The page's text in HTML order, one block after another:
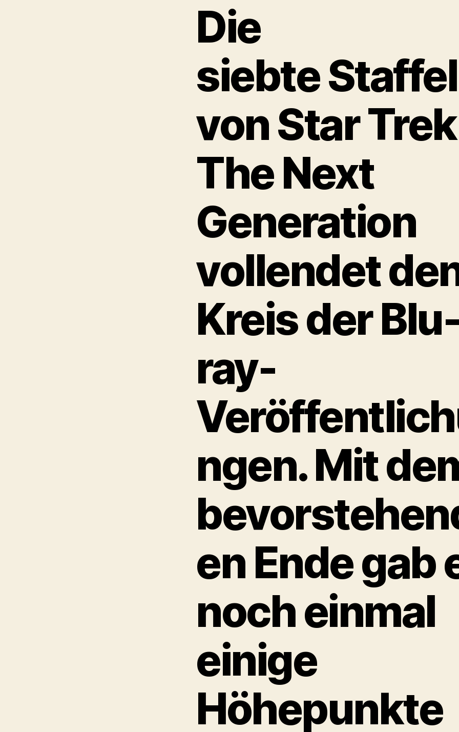
Die
siebte Staffel
von Star
The Next
Generation
vollendet
Kreis der
ray-
ngen. Mit
en Ende gab
noch einmal
einige
Höhepunkte